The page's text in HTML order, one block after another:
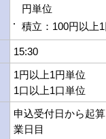
円単位
積立：100円以上
15:30
1円以上1円単位
1口以上1口単位
申込受付日から起
業日目